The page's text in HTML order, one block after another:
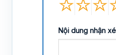
Nội dung nhận